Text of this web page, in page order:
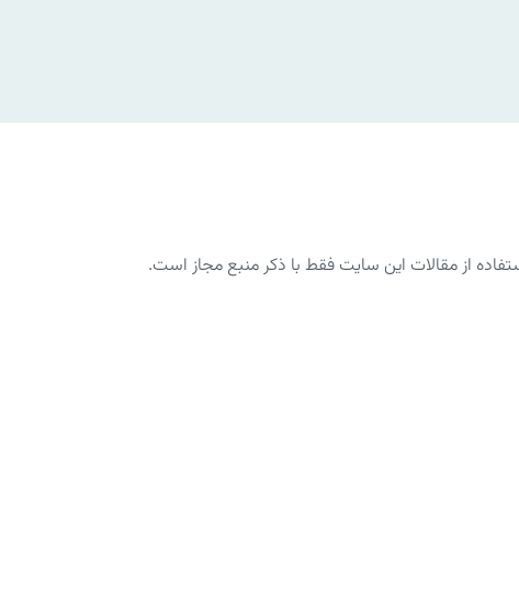
از مقالات این سایت فقط با ذکر منبع مجاز است.